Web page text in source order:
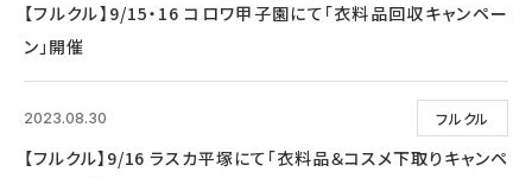
【フルクル】9/15・16 コロワ甲子園にて「衣料品回収キャンペー
ン」開催
フルクル
2023.08.30
【フルクル】9/16 ラスカ平塚にて「衣料品＆コスメ下取りキャンペ